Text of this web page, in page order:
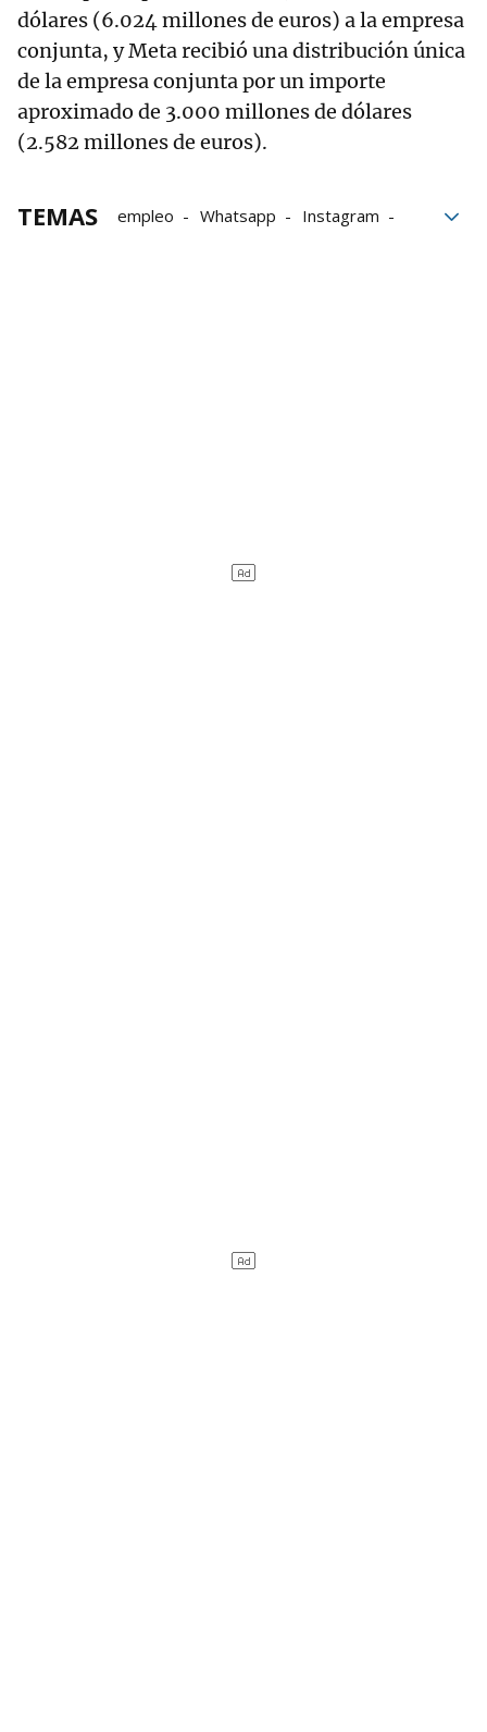
dólares (6.024 millones de euros) a la empresa
conjunta, y Meta recibió una distribución única
de la empresa conjunta por un importe
aproximado de 3.000 millones de dólares
(2.582 millones de euros).
TEMAS empleo Whatsapp
Instagram